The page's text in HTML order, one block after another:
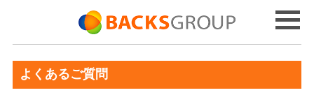
よくあるご質問